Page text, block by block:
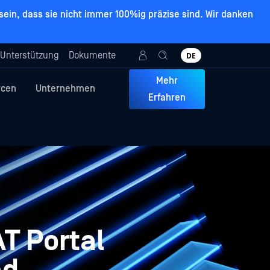
dass sie nicht immer 100%ig präzise sind. Wir danken
Unterstützung Dokumente DE
Unternehmen
Mehr
Erfahren
Portal